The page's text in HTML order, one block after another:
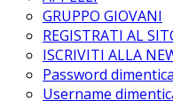
GRUPPO GIOVANI
REGISTRATI AL
ISCRIVITI ALLA
Password
Username